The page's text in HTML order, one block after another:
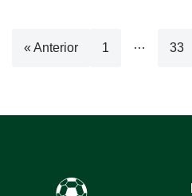
« Anterior 1 … 33